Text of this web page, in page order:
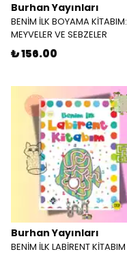
Burhan Yayınları
BENİM İLK BOYAMA KİTABIM:
MEYVELER VE SEBZELER
₺ 156.00
Burhan Yayınları
BENİM İLK LABİRENT KİTABIM